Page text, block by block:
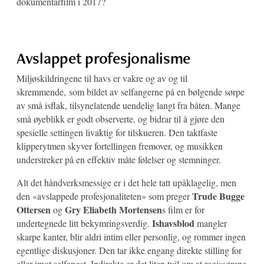
Avslappet profesjonalisme
Miljøskildringene til havs er vakre og av og til
skremmende, som bildet av selfangerne på en bølgende sørpe
av små isflak, tilsynelatende uendelig langt fra båten. Mange
små øyeblikk er godt observerte, og bidrar til å gjøre den
spesielle settingen livaktig for tilskueren. Den taktfaste
klipperytmen skyver fortellingen fremover, og musikken
understreker på en effektiv måte følelser og stemninger.
Alt det håndverksmessige er i det hele tatt upåklagelig, men
den «avslappede profesjonaliteten» som pregerTrude Bugge
OttersenogGry Eliabeth Mortensens film er for
undertegnede litt bekymringsverdig. Ishavsblodmangler
skarpe kanter, blir aldri intim eller personlig, og rommer ingen
egentlige diskusjoner. Den tar ikke engang direkte stilling for